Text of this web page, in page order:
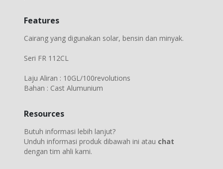
Features
Cairang yang digunakan solar, bensin dan minyak.
Seri FR 112CL
Laju Aliran : 10GL/100revolutions
Bahan : Cast Alumunium
Resources
Butuh informasi lebih lanjut?
Unduh informasi produk dibawah ini atau chat
dengan tim ahli kami.